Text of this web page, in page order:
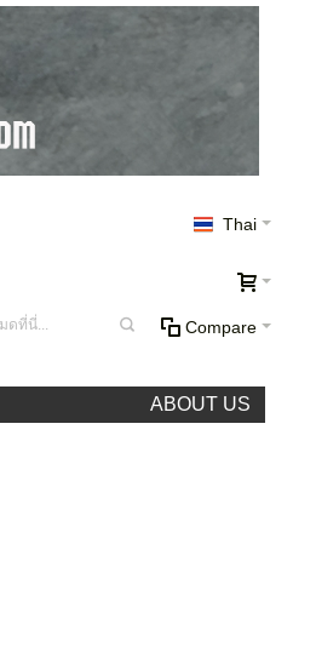
Thai
Compare
ABOUT US